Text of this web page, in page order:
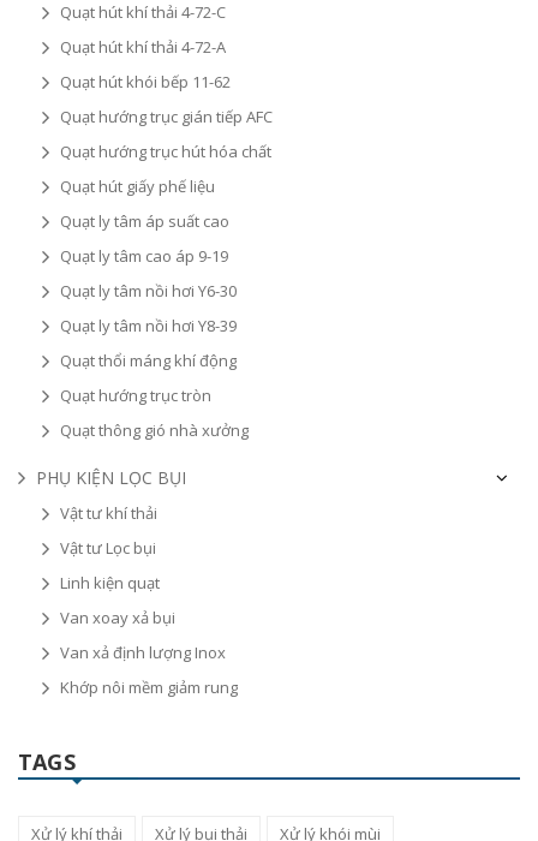
Quạt hút khí thải 4-72-C
Quạt hút khí thải 4-72-A
Quạt hút khói bếp 11-62
Quạt hướng trục gián tiếp AFC
Quạt hướng trục hút hóa chất
Quạt hút giấy phế liệu
Quạt ly tâm áp suất cao
Quạt ly tâm cao áp 9-19
Quạt ly tâm nồi hơi Y6-30
Quạt ly tâm nồi hơi Y8-39
Quạt thổi máng khí động
Quạt hướng trục tròn
Quạt thông gió nhà xưởng
PHỤ KIỆN LỌC BỤI
Vật tư khí thải
Vật tư Lọc bụi
Linh kiện quạt
Van xoay xả bụi
Van xả định lượng Inox
Khớp nôi mềm giảm rung
TAGS
Xử lý khí thải Xử lý bụi thải Xử lý khói mùi